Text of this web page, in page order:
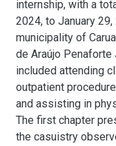
internship, with a
2024, to January
municipality of
de Araújo
included attending
outpatient
and assisting in
The first chapter
the casuistry